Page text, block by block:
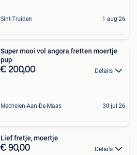
Sint-Truiden 1 aug 26
Super mooi vol angora fretten moertje
pup
€ 200,00 Details
Mechelen-Aan-De-Maas 30 jul 26
Lief fretje, moertje
€ 90,00 Details